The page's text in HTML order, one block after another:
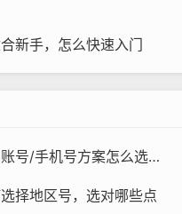
好以下几个方面的工
新手，怎么快速入门
便宜纸飞机账号购买替代对比：账号/手机号方案怎么选，哪个更省
择地区号，选对哪些点